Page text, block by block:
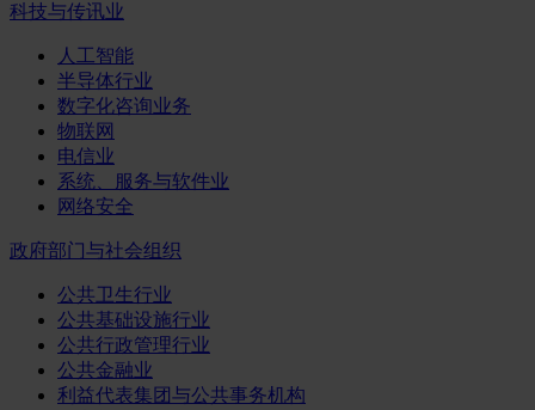
科技与传讯业
人工智能
半导体行业
数字化咨询业务
物联网
电信业
系统、服务与软件业
网络安全
政府部门与社会组织
公共卫生行业
公共基础设施行业
公共行政管理行业
公共金融业
利益代表集团与公共事务机构